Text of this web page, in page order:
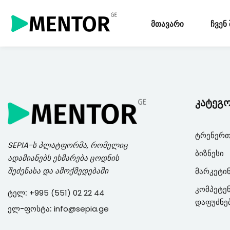
მთავარი ჩვენ
SEPIA-ს პლატფორმა, რომელიც
ადამიანებს ეხმარება ცოდნის
შეძენასა და ამოქმედებაში
ტელ: +995 (551) 02 22 44
ელ-ფოსტა: info@sepia.ge
ბიზნესი